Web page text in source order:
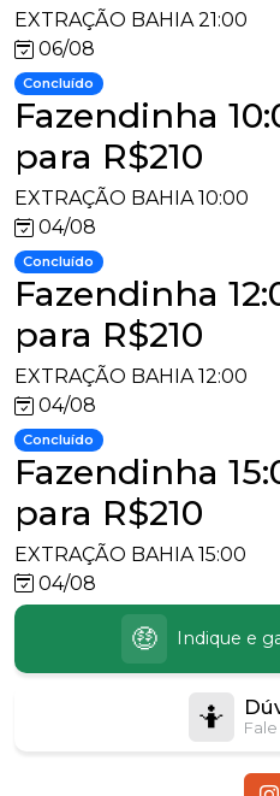
EXTRAÇÃO BAHIA 21:00
06/08
Concluído
Fazendinha
para R$210
EXTRAÇÃO BAHIA 10:00
04/08
Concluído
Fazendinha
para R$210
EXTRAÇÃO BAHIA 12:00
04/08
Concluído
Fazendinha
para R$210
EXTRAÇÃO BAHIA 15:00
04/08
🤑 Indique e
🤷